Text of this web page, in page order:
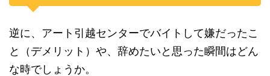
逆に、アート引越センターでバイトして嫌だったこ
と（デメリット）や、辞めたいと思った瞬間はどん
な時でしょうか。